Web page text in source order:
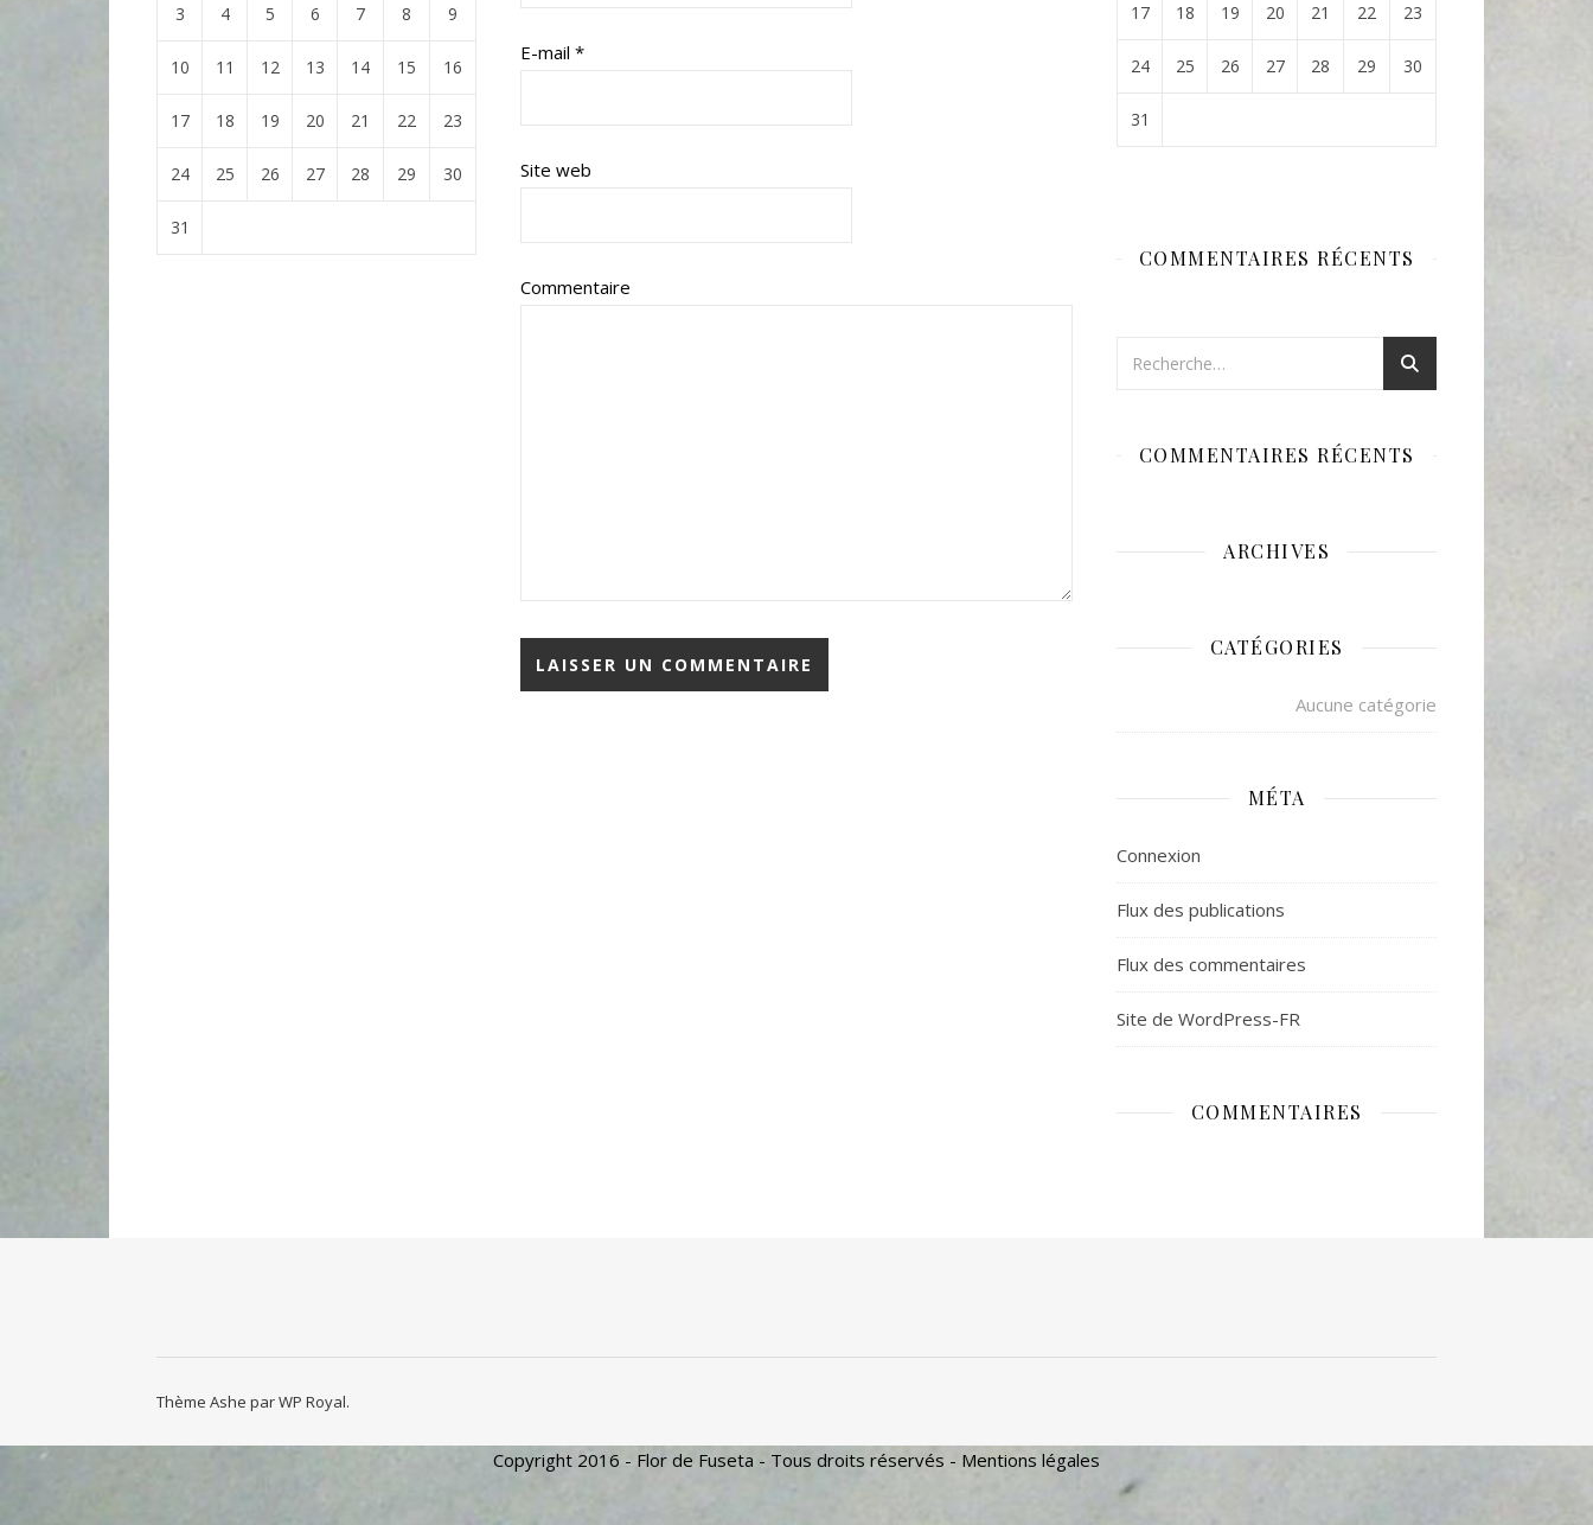
3 4 5 6 7 8 9
10 11 12 13 14 15 16
17 18 19 20 21 22 23
24 25 26 27 28 29 30
31
E-mail *
Site web
Commentaire
17 18 19 20 21 22 23
24 25 26 27 28 29 30
31
COMMENTAIRES RÉCENTS
COMMENTAIRES RÉCENTS
ARCHIVES
CATÉGORIES
Aucune catégorie
MÉTA
Connexion
Flux des publications
Flux des commentaires
Site de WordPress-FR
COMMENTAIRES
Thème Ashe parWP Royal.
Copyright 2016 - Flor de Fuseta - Tous droits réservés - Mentions légales